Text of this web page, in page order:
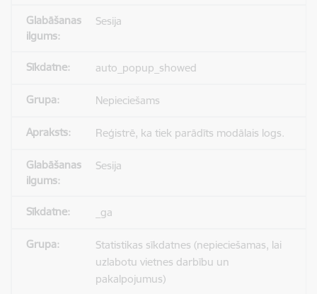
Sesija
auto_popup_showed
Nepieciešams
Reģistrē, ka tiek parādīts modālais logs.
Sesija
_ga
Statistikas sīkdatnes (nepieciešamas, lai
uzlabotu vietnes darbību un
pakalpojumus)